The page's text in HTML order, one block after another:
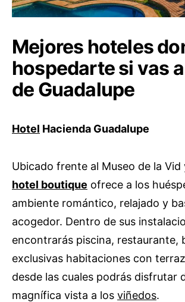
Mejores hoteles
hospedarte si vas
de Guadalupe
Hotel Hacienda Guadalupe
Ubicado frente al Museo de la Vid
hotel boutique ofrece a los
ambiente romántico, relajado y
acogedor. Dentro de sus
encontrarás piscina, restaurante,
exclusivas habitaciones con
desde las cuales podrás disfrutar
magnífica vista a los viñedos.